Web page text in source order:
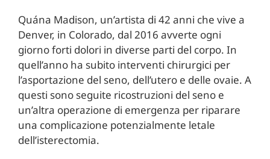
Quána Madison, un’artista di 42 anni che vive a
Denver, in Colorado, dal 2016 avverte ogni
giorno forti dolori in diverse parti del corpo. In
quell’anno ha subito interventi chirurgici per
l’asportazione del seno, dell’utero e delle ovaie. A
questi sono seguite ricostruzioni del seno e
un’altra operazione di emergenza per riparare
una complicazione potenzialmente letale
dell’isterectomia.